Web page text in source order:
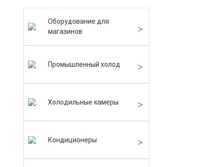
Оборудование для
магазинов
Промышленный холод
Холодильные камеры
Кондиционеры